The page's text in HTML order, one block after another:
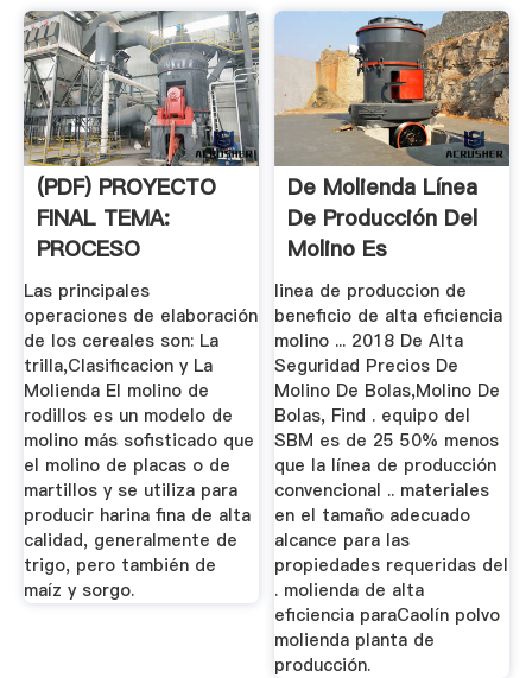
(PDF) PROYECTO
FINAL TEMA:
PROCESO
UNITARIO DE
MOLIENDA ...
Las principales
operaciones de elaboración
de los cereales son: La
trilla,Clasificacion y La
Molienda El molino de
rodillos es un modelo de
molino más sofisticado que
el molino de placas o de
martillos y se utiliza para
producir harina fina de alta
calidad, generalmente de
trigo, pero también de
maíz y sorgo.
De Molienda Línea
De Producción Del
Molino Es
Operaciones ...
linea de produccion de
beneficio de alta eficiencia
molino ... 2018 De Alta
Seguridad Precios De
Molino De Bolas,Molino De
Bolas, Find . equipo del
SBM es de 25 50% menos
que la línea de producción
convencional .. materiales
en el tamaño adecuado
alcance para las
propiedades requeridas del
. molienda de alta
eficiencia paraCaolín polvo
molienda planta de
producción.